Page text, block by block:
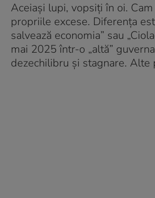
Aceiași lupi, vopsiți în oi.
propriile excese. Diferența
salvează economia” sau
mai 2025 într-o „altă”
dezechilibru și stagnare. Alte